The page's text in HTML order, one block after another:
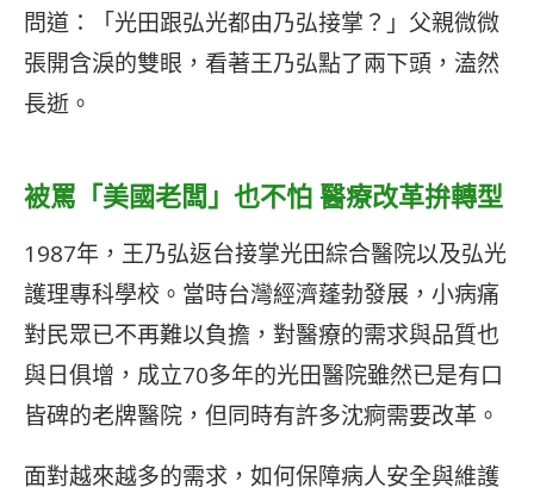
問道：「光田跟弘光都由乃弘接掌？」父親微微
張開含淚的雙眼，看著王乃弘點了兩下頭，溘然
長逝。
被罵「美國老闆」也不怕 醫療改革拚轉型
1987年，王乃弘返台接掌光田綜合醫院以及弘光
護理專科學校。當時台灣經濟蓬勃發展，小病痛
對民眾已不再難以負擔，對醫療的需求與品質也
與日俱增，成立70多年的光田醫院雖然已是有口
皆碑的老牌醫院，但同時有許多沈痾需要改革。
面對越來越多的需求，如何保障病人安全與維護